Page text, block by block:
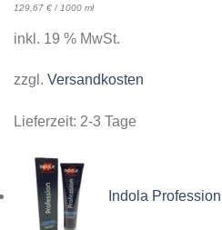
129,67 € / 1000 ml
inkl. 19 % MwSt.
zzgl. Versandkosten
Lieferzeit: 2-3 Tage
Indola